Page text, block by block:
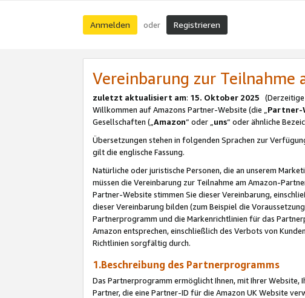
Anmelden oder Registrieren
Vereinbarung zur
zuletzt aktualisiert am: 15. Oktober 2025 (Derzeitige
Willkommen auf Amazons Partner-Website (die „Partner-
Gesellschaften („Amazon“ oder „uns“ oder ähnliche
Übersetzungen stehen in folgenden Sprachen zur
gilt die englische Fassung.
Natürliche oder juristische Personen, die an unserem
müssen die Vereinbarung zur Teilnahme am Amazon-
Partner-Website stimmen Sie dieser Vereinbarung,
dieser Vereinbarung bilden (zum Beispiel die
Partnerprogramm und die Markenrichtlinien für das
Amazon entsprechen, einschließlich des Verbots von
Richtlinien sorgfältig durch.
1.Beschreibung des Partnerprogramms
Das Partnerprogramm ermöglicht Ihnen, mit Ihrer
Partner, die eine Partner-ID für die Amazon UK Website